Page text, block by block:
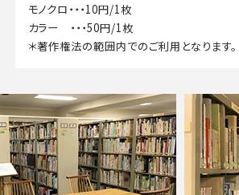
モノクロ・・・10円/1枚
カラー ・・・50円/1枚
＊著作権法の範囲内でのご利用となります。